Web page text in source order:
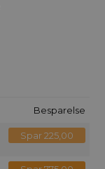
Besparelse
Spar 225,00